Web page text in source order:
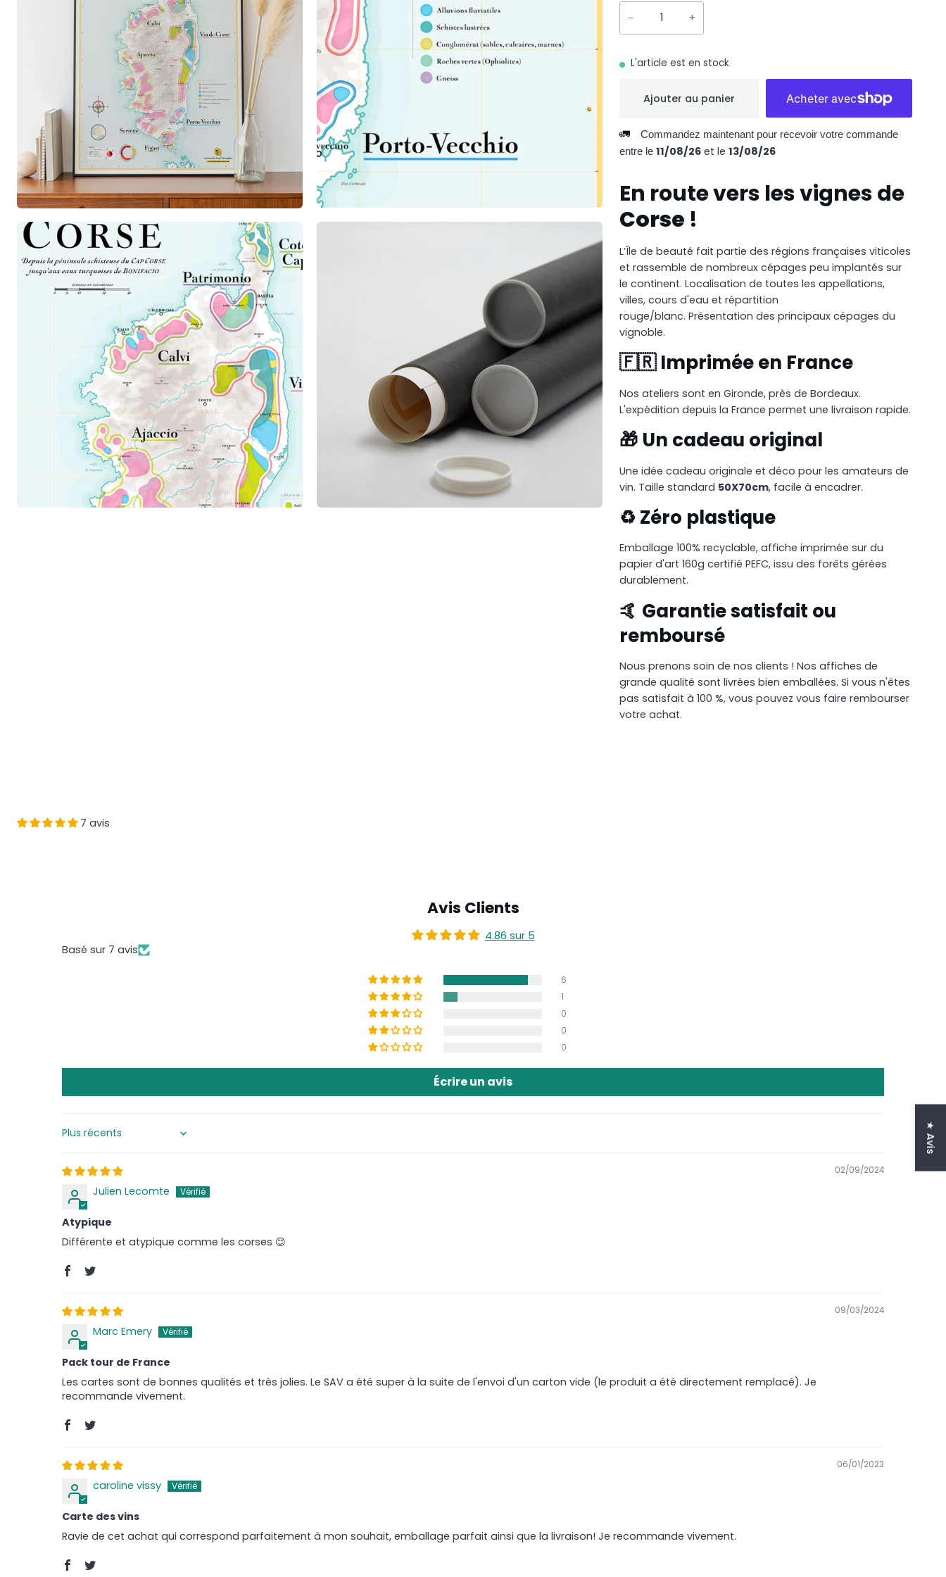
− +
L'article est en stock
Ajouter au panier
🚛
Commandez maintenant pour recevoir votre commande
entre le 11/08/26 et le 13/08/26
En route vers les vignes de
Corse !
L’Île de beauté fait partie des régions françaises viticoles
et rassemble de nombreux cépages peu implantés sur
le continent. Localisation de toutes les appellations,
villes, cours d'eau et répartition
rouge/blanc. Présentation des principaux cépages du
vignoble.
🇫🇷 Imprimée en France
Nos ateliers sont en Gironde, près de Bordeaux.
L'expédition depuis la France permet une livraison rapide.
🎁 Un cadeau original
Une idée cadeau originale et déco pour les amateurs de
vin. Taille standard 50X70cm, facile à encadrer.
♻️ Zéro plastique
Emballage 100% recyclable, affiche imprimée sur du
papier d'art 160g certifié PEFC, issu des forêts gérées
durablement.
🤙 Garantie satisfait ou
remboursé
Nous prenons soin de nos clients ! Nos affiches de
grande qualité sont livrées bien emballées. Si vous n'êtes
pas satisfait à 100 %, vous pouvez vous faire rembourser
votre achat.
7 avis
Avis Clients
4.86 sur 5
Basé sur 7 avis
6
1
0
0
0
Écrire un avis
Sort by
02/09/2024
Julien Lecomte
Atypique
Différente et atypique comme les corses 😊
09/03/2024
Marc Emery
Pack tour de France
Les cartes sont de bonnes qualités et très jolies. Le SAV a été super à la suite de l'envoi d'un carton vide (le produit a été directement remplacé). Je
recommande vivement.
06/01/2023
caroline vissy
Carte des vins
Ravie de cet achat qui correspond parfaitement à mon souhait, emballage parfait ainsi que la livraison! Je recommande vivement.
★ Avis